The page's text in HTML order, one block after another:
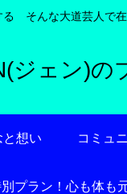
そんな大道芸人で在
ジェン)の
と想い コミュ
プラン！心も体も